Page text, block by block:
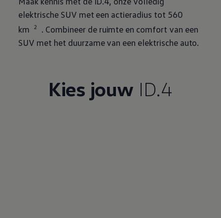
elektrische SUV met een actieradius tot 560
km
2
. Combineer de ruimte en comfort van een
SUV met het duurzame van een elektrische auto.
Kies jouw ID.4